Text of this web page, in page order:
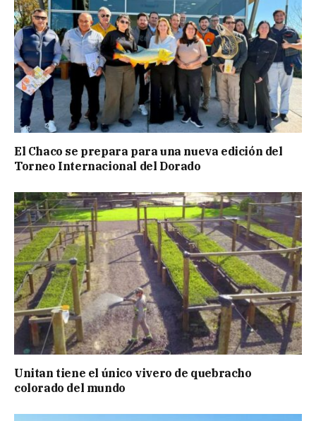
El Chaco se prepara para una nueva edición del
Torneo Internacional del Dorado
Unitan tiene el único vivero de quebracho
colorado del mundo